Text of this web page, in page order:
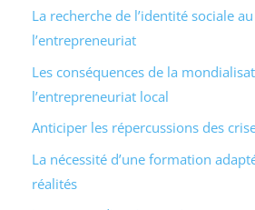
La recherche de l’identité sociale
l’entrepreneuriat
Les conséquences de la
l’entrepreneuriat local
Anticiper les répercussions des
La nécessité d’une formation
réalités